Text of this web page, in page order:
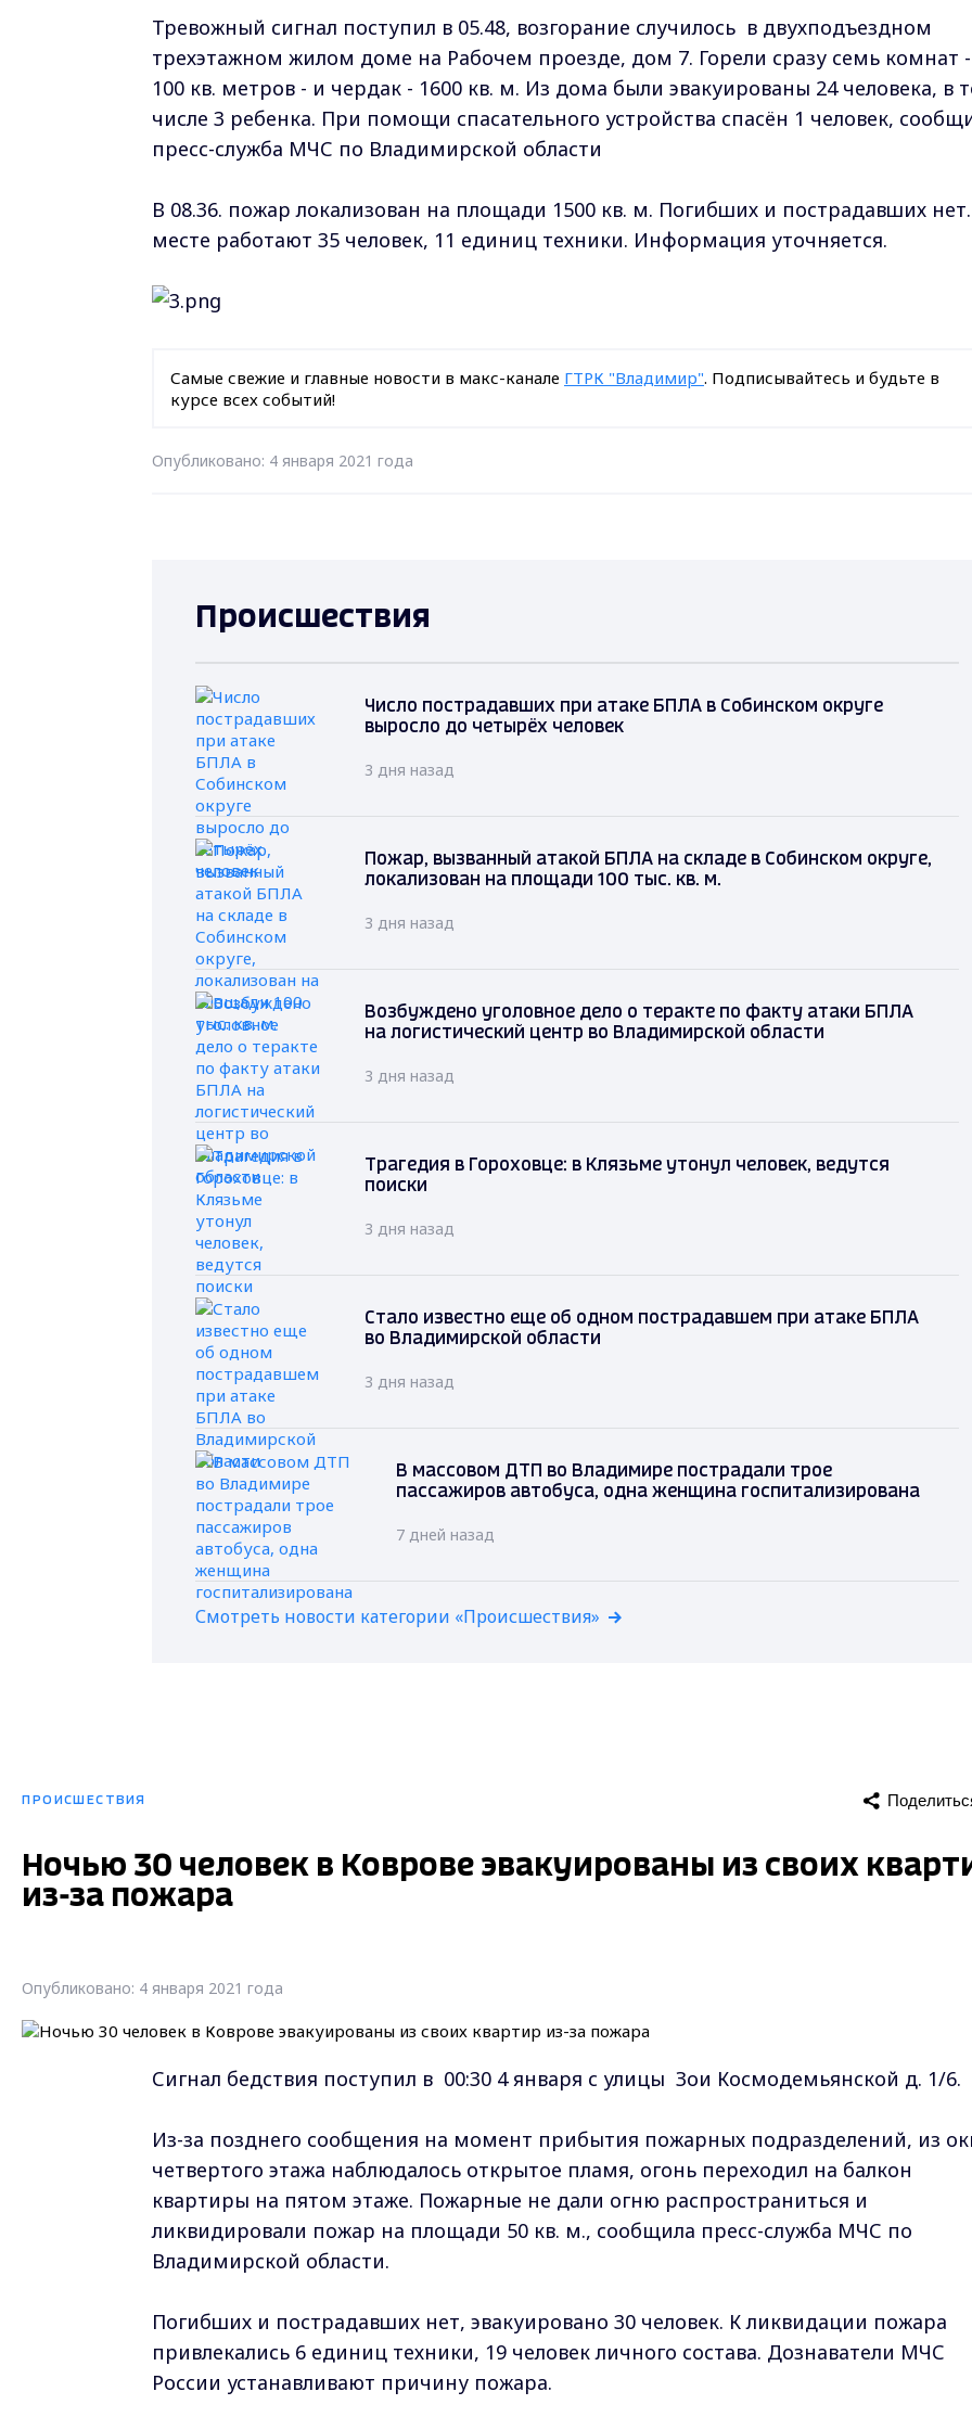
Тревожный сигнал поступил в 05.48, возгорание случилось в двухподъездном
трехэтажном жилом доме на Рабочем проезде, дом 7. Горели сразу семь комнат -
100 кв. метров - и чердак - 1600 кв. м. Из дома были эвакуированы 24 человека, в
числе 3 ребенка. При помощи спасательного устройства спасён 1 человек,
пресс-служба МЧС по Владимирской области
В 08.36. пожар локализован на площади 1500 кв. м. Погибших и пострадавших
месте работают 35 человек, 11 единиц техники. Информация уточняется.
Самые свежие и главные новости в макс-канале ГТРК "Владимир". Подписывайтесь и будьте в
курсе всех событий!
Опубликовано: 4 января 2021 года
Происшествия
Число пострадавших при атаке БПЛА в Собинском округе
выросло до четырёх человек
3 дня назад
Пожар, вызванный атакой БПЛА на складе в Собинском округе,
локализован на площади 100 тыс. кв. м.
3 дня назад
Возбуждено уголовное дело о теракте по факту атаки БПЛА
на логистический центр во Владимирской области
3 дня назад
Трагедия в Гороховце: в Клязьме утонул человек, ведутся
поиски
3 дня назад
Стало известно еще об одном пострадавшем при атаке БПЛА
во Владимирской области
3 дня назад
В массовом ДТП во Владимире пострадали трое
пассажиров автобуса, одна женщина госпитализирована
7 дней назад
Смотреть новости категории «Происшествия»
ПРОИСШЕСТВИЯ
Ночью 30 человек в Коврове эвакуированы из своих
из-за пожара
Опубликовано: 4 января 2021 года
Сигнал бедствия поступил в 00:30 4 января с улицы Зои Космодемьянской д. 1/6.
Из-за позднего сообщения на момент прибытия пожарных подразделений, из
четвертого этажа наблюдалось открытое пламя, огонь переходил на балкон
квартиры на пятом этаже. Пожарные не дали огню распространиться и
ликвидировали пожар на площади 50 кв. м., сообщила пресс-служба МЧС по
Владимирской области.
Погибших и пострадавших нет, эвакуировано 30 человек. К ликвидации пожара
привлекались 6 единиц техники, 19 человек личного состава. Дознаватели МЧС
России устанавливают причину пожара.